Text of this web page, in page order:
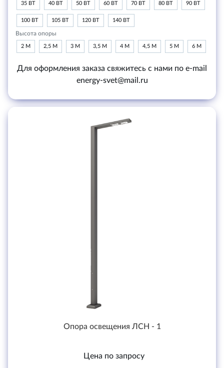
35 ВТ 40 ВТ 50 ВТ 60 ВТ 70 ВТ 80 ВТ 90 ВТ
100 ВТ 105 ВТ 120 ВТ 140 ВТ
Высота опоры
2 М 2,5 М 3 М 3,5 М 4 М 4,5 М 5 М 6 М
Для оформления заказа свяжитесь с нами по e-mail
energy-svet@mail.ru
Опора освещения ЛСН - 1
Цена по запросу